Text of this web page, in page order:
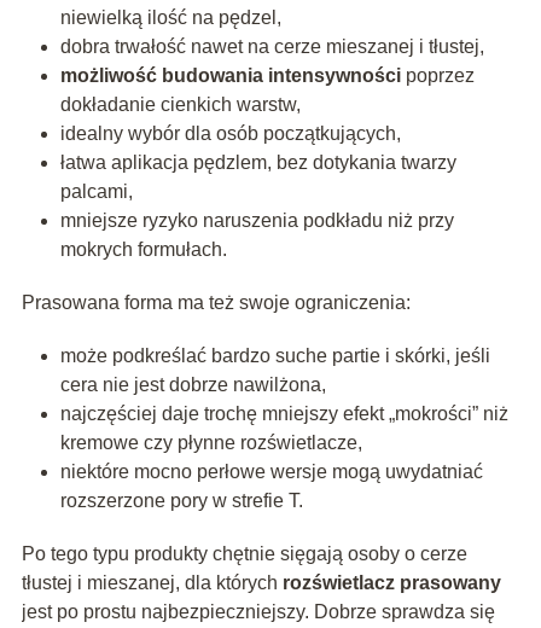
niewielką ilość na pędzel,
dobra trwałość nawet na cerze mieszanej i tłustej,
możliwość budowania intensywnościpoprzez
dokładanie cienkich warstw,
idealny wybór dla osób początkujących,
łatwa aplikacja pędzlem, bez dotykania twarzy
palcami,
mniejsze ryzyko naruszenia podkładu niż przy
mokrych formułach.
Prasowana forma ma też swoje ograniczenia:
może podkreślać bardzo suche partie i skórki, jeśli
cera nie jest dobrze nawilżona,
najczęściej daje trochę mniejszy efekt „mokrości” niż
kremowe czy płynne rozświetlacze,
niektóre mocno perłowe wersje mogą uwydatniać
rozszerzone pory w strefie T.
Po tego typu produkty chętnie sięgają osoby o cerze
tłustej i mieszanej, dla których rozświetlacz prasowany
jest po prostu najbezpieczniejszy. Dobrze sprawdza się